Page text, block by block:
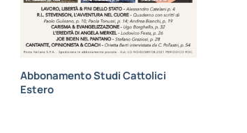
Abbonamento Studi Cattolici
Estero